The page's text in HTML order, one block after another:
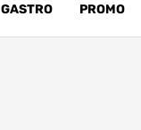
GASTRO PROMO